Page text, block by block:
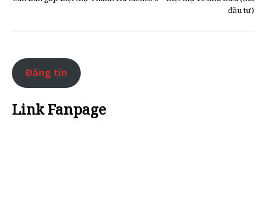
đầu tư)
Đăng tin
Link Fanpage